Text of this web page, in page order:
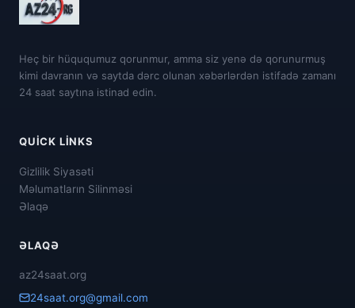
Heç bir hüququmuz qorunmur, amma siz yenə də qorunurmuş
kimi davranın və saytda dərc olunan xəbərlərdən istifadə zamanı
24 saat saytına istinad edin.
QUICK LINKS
Gizlilik Siyasəti
Məlumatların Silinməsi
Əlaqə
ƏLAQƏ
az24saat.org
24saat.org@gmail.com